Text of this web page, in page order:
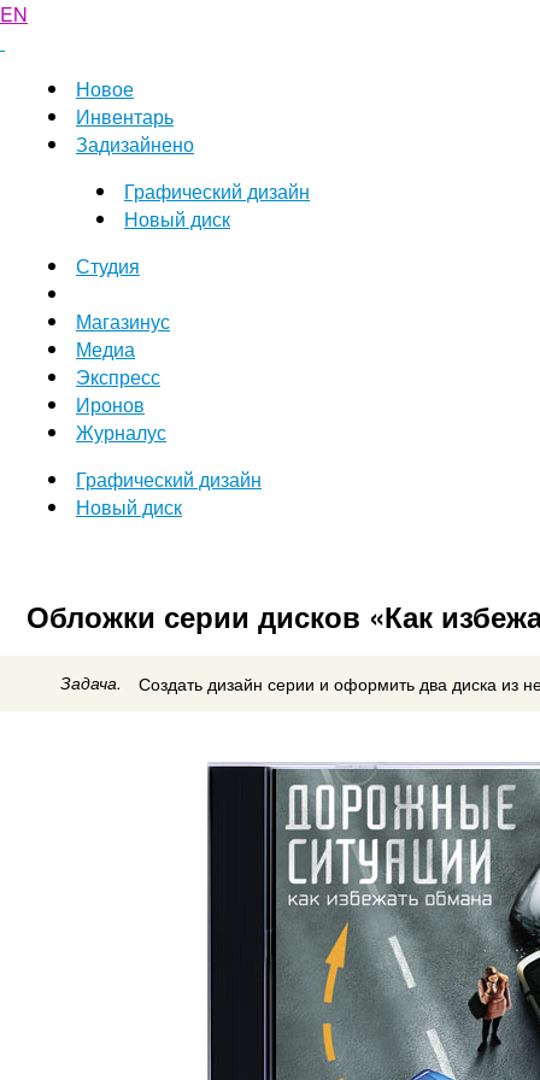
EN
Новое
Инвентарь
Задизайнено
Графический дизайн
Новый диск
Студия
Магазинус
Медиа
Экспресс
Иронов
Журналус
Графический дизайн
Новый диск
Обложки серии дисков «Как
Задача. Создать дизайн серии и оформить два диска из